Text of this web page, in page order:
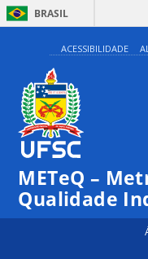
BRASIL
ACESSIBILIDADE
METeQ –
Qualidade